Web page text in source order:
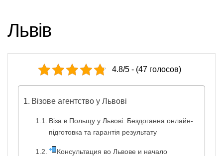
Львів
4.8/5 - (47 голосов)
Візове агентство у Львові
Віза в Польщу у Львові: Бездоганна онлайн-
підготовка та гарантія результату
Консультация во Львове и начало